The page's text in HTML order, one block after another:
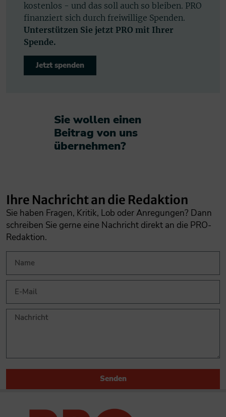
kostenlos - und das soll auch so bleiben. PRO
finanziert sich durch freiwillige Spenden.
Unterstützen Sie jetzt PRO mit Ihrer
Spende.
Jetzt spenden
Sie wollen einen
Beitrag von uns
übernehmen?​
Ihre Nachricht an die Redaktion
Sie haben Fragen, Kritik, Lob oder Anregungen? Dann
schreiben Sie gerne eine Nachricht direkt an die PRO-
Redaktion.
Senden